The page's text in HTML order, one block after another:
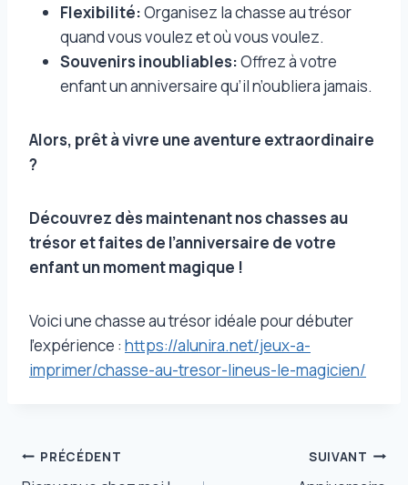
Flexibilité:Organisez la chasse au trésor
quand vous voulez et où vous voulez.
Souvenirs inoubliables:Offrez à votre
enfant un anniversaire qu’il n’oubliera jamais.
Alors, prêt à vivre une aventure extraordinaire
?
Découvrez dès maintenant nos chasses au
trésor et faites de l’anniversaire de votre
enfant un moment magique !
Voici une chasse au trésor idéale pour débuter
l’expérience : https://alunira.net/jeux-a-
imprimer/chasse-au-tresor-lineus-le-magicien/
Navigation
PRÉCÉDENT SUIVANT